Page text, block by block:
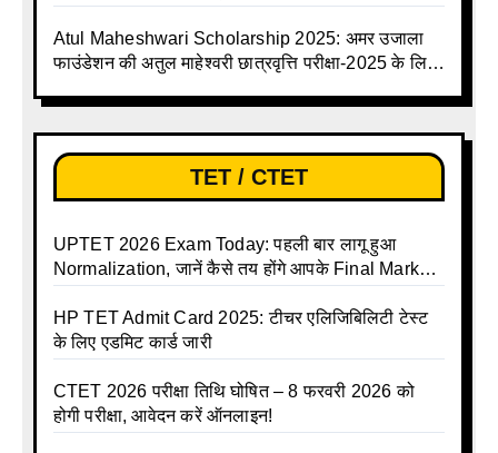
Atul Maheshwari Scholarship 2025: अमर उजाला
फाउंडेशन की अतुल माहेश्वरी छात्रवृत्ति परीक्षा-2025 के लिए
TET / CTET
UPTET 2026 Exam Today: पहली बार लागू हुआ
Normalization, जानें कैसे तय होंगे आपके Final Marks
HP TET Admit Card 2025: टीचर एलिजिबिलिटी टेस्ट
के लिए एडमिट कार्ड जारी
CTET 2026 परीक्षा तिथि घोषित – 8 फरवरी 2026 को
होगी परीक्षा, आवेदन करें ऑनलाइन!